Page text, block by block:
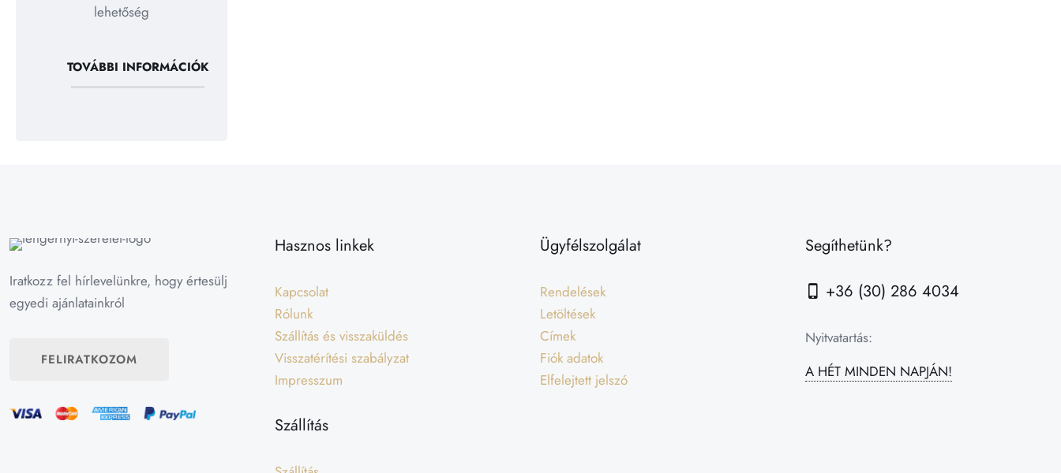
lehetőség
TOVÁBBI INFORMÁCIÓK
Iratkozz fel hírlevelünkre, hogy értesülj
egyedi ajánlatainkról
FELIRATKOZOM
Hasznos linkek
Kapcsolat
Rólunk
Szállítás és visszaküldés
Visszatérítési szabályzat
Impresszum
Szállítás
Ügyfélszolgálat
Rendelések
Letöltések
Címek
Fiók adatok
Elfelejtett jelszó
Segíthetünk?
+36 (30) 286 4034
Nyitvatartás:
A HÉT MINDEN NAPJÁN!